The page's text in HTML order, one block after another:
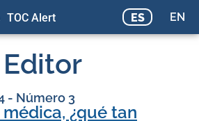
ES EN
TOC Alert
- Número 3
¿qué tan